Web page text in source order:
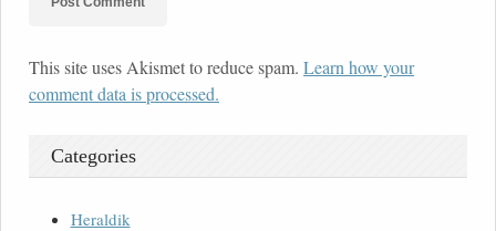
This site uses Akismet to reduce spam. Learn how your
comment data is processed.
Categories
Heraldik